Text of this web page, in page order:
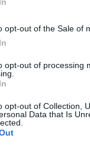
opt-out of the Sale of
opt-out of processing
opt-out of Collection,
Data that Is
Omów
uwzględnij
Omów
uwzględnij
przez